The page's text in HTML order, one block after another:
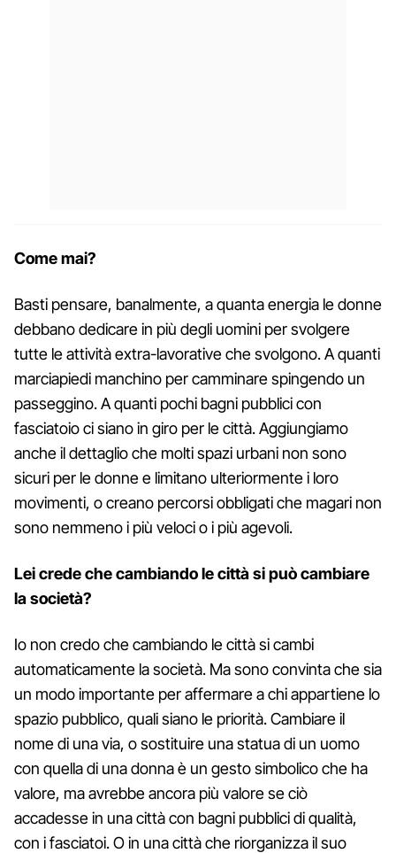
Come mai?
Basti pensare, banalmente, a quanta energia le donne
debbano dedicare in più degli uomini per svolgere
tutte le attività extra-lavorative che svolgono. A quanti
marciapiedi manchino per camminare spingendo un
passeggino. A quanti pochi bagni pubblici con
fasciatoio ci siano in giro per le città. Aggiungiamo
anche il dettaglio che molti spazi urbani non sono
sicuri per le donne e limitano ulteriormente i loro
movimenti, o creano percorsi obbligati che magari non
sono nemmeno i più veloci o i più agevoli.
Lei crede che cambiando le città si può cambiare
la società?
Io non credo che cambiando le città si cambi
automaticamente la società. Ma sono convinta che sia
un modo importante per affermare a chi appartiene lo
spazio pubblico, quali siano le priorità. Cambiare il
nome di una via, o sostituire una statua di un uomo
con quella di una donna è un gesto simbolico che ha
valore, ma avrebbe ancora più valore se ciò
accadesse in una città con bagni pubblici di qualità,
con i fasciatoi. O in una città che riorganizza il suo